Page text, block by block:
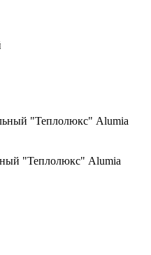
"Теплолюкс" Alumia
"Теплолюкс" Alumia